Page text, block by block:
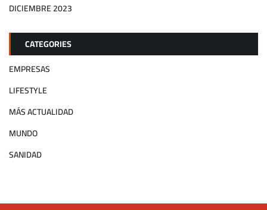
DICIEMBRE 2023
CATEGORIES
EMPRESAS
LIFESTYLE
MÁS ACTUALIDAD
MUNDO
SANIDAD